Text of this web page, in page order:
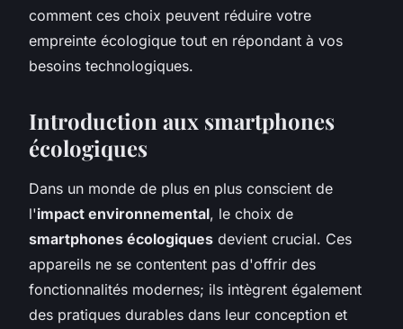
comment ces choix peuvent réduire votre
empreinte écologique tout en répondant à vos
besoins technologiques.
Introduction aux smartphones
écologiques
Dans un monde de plus en plus conscient de
l'impact environnemental, le choix de
smartphones écologiques devient crucial. Ces
appareils ne se contentent pas d'offrir des
fonctionnalités modernes; ils intègrent également
des pratiques durables dans leur conception et